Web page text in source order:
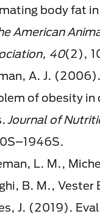
body fat
American
40(2),
A. J.
of obesity in
Journal of
L. M.,
B. M., Vester
J. (2019).